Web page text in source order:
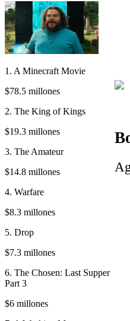
1. A Minecraft Movie
$78.5 millones
2. The King of Kings
$19.3 millones
3. The Amateur
$14.8 millones
4. Warfare
$8.3 millones
5. Drop
$7.3 millones
6. The Chosen: Last Supper
Part 3
$6 millones